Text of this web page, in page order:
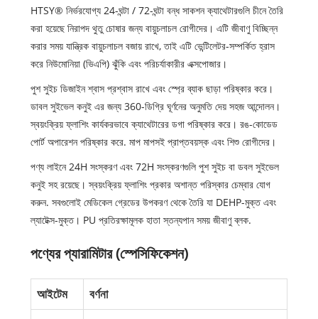
HTSY® নির্ভরযোগ্য 24-ঘন্টা / 72-ঘন্টা বন্ধ সাকশন ক্যাথেটারগুলি চীনে তৈরি
করা হয়েছে নিরাপদ থুতু চোষার জন্য বায়ুচলাচল রোগীদের। এটি জীবাণু বিচ্ছিন্ন
করার সময় যান্ত্রিক বায়ুচলাচল বজায় রাখে, তাই এটি ভেন্টিলেটর-সম্পর্কিত হ্রাস
করে নিউমোনিয়া (ভিএপি) ঝুঁকি এবং পরিচর্যাকারীর এক্সপোজার।
পুশ সুইচ ডিজাইন শ্বাস প্রশ্বাস রাখে এবং স্প্রে ব্যাক ছাড়া পরিষ্কার করে।
ডাবল সুইভেল কনুই এর জন্য 360-ডিগ্রি ঘূর্ণনের অনুমতি দেয় সহজ আন্দোলন।
স্বয়ংক্রিয় ফ্লাশিং কার্যকরভাবে ক্যাথেটারের ডগা পরিষ্কার করে। রঙ-কোডেড
পোর্ট অপারেশন পরিষ্কার করে. মাপ মাপসই প্রাপ্তবয়স্ক এবং শিশু রোগীদের।
পণ্য লাইনে 24H সংস্করণ এবং 72H সংস্করণগুলি পুশ সুইচ বা ডবল সুইভেল
কনুই সহ রয়েছে। স্বয়ংক্রিয় ফ্লাশিং প্রকার অশান্ত পরিস্কার চেম্বার যোগ
করুন. সবগুলোই মেডিকেল গ্রেডের উপকরণ থেকে তৈরি যা DEHP-মুক্ত এবং
ল্যাটেক্স-মুক্ত। PU প্রতিরক্ষামূলক হাতা স্তন্যপান সময় জীবাণু ব্লক.
পণ্যের প্যারামিটার (স্পেসিফিকেশন)
আইটেম বর্ণনা